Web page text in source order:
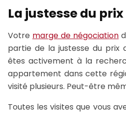
La justesse du
Votre marge de négociation
partie de la justesse du prix
êtes activement à la
appartement dans cette
visité plusieurs. Peut-être
Toutes les visites que vous